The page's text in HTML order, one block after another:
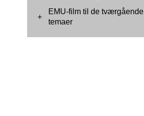
+
EMU-film til de tværgående
temaer